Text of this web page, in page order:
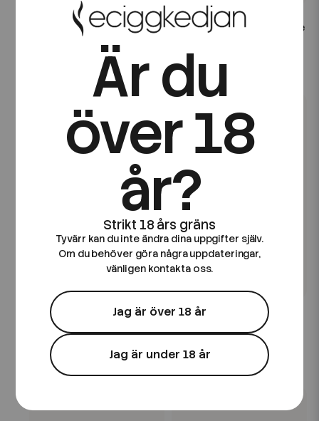
Lost Vape
Lost Vape | Thelema Elite
Lost Vape
Lost Vape | Thelema Elite
399 kr
Lost Vape
Lost Vape | Ursa Nano S II
Pod Kit | 2,5ml
159 kr
Lost Vape
Lost Vape | Galaxy S360
Pod Kit
299 kr
Är du
över 18
år?
Tyvärr kan du inte ändra dina uppgifter själv.
Om du behöver göra några uppdateringar,
vänligen kontakta oss.
Jag är över 18 år
Jag är under 18 år